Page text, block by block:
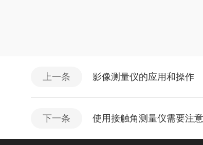
上一条 影像测量仪的应用和操作
下一条 使用接触角测量仪需要注